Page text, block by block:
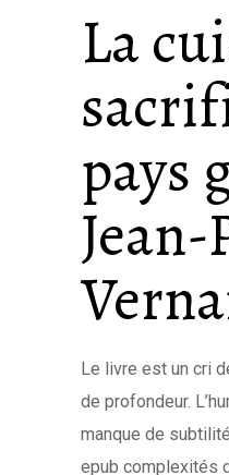
La
pays
Le livre est un cri
de profondeur.
manque de
epub complexités